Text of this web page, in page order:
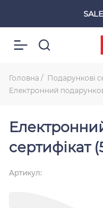
Головна
Подарункові
Електронний
сертифікат
Артикул:
Обрані